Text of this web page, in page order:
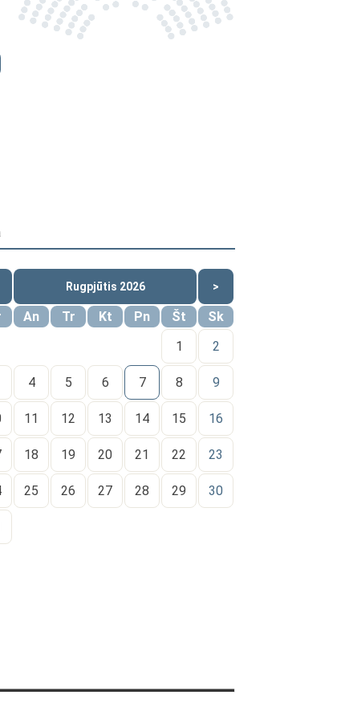
Rugpjūtis 2026 >
An Tr Kt Pn Št
Sk
1
2
4 5 6 7 8 9
11 12 13 14 15 16
18 19 20 21 22 23
25 26 27 28 29 30